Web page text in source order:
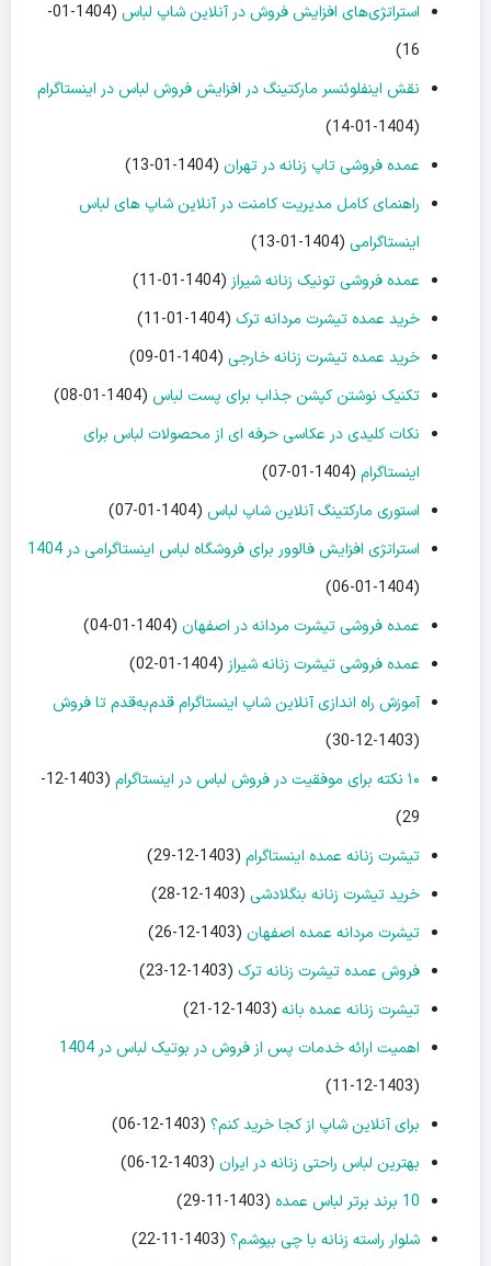
استراتژی‌های افزایش فروش در آنلاین شاپ لباس
(1404-01-
16)
نقش اینفلوئنسر مارکتینگ در افزایش فروش لباس در اینستاگرام
(1404-01-14)
عمده فروشی تاپ زنانه در تهران (1404-01-13)
راهنمای کامل مدیریت کامنت در آنلاین شاپ های لباس
اینستاگرامی (1404-01-13)
عمده فروشی تونیک زنانه شیراز (1404-01-11)
خرید عمده تیشرت مردانه ترک (1404-01-11)
خرید عمده تیشرت زنانه خارجی (1404-01-09)
تکنیک نوشتن کپشن جذاب برای پست لباس (1404-01-08)
نکات کلیدی در عکاسی حرفه ای از محصولات لباس برای
اینستاگرام (1404-01-07)
استوری مارکتینگ آنلاین شاپ لباس (1404-01-07)
استراتژی افزایش فالوور برای فروشگاه لباس اینستاگرامی در 1404
(1404-01-06)
عمده فروشی تیشرت مردانه در اصفهان (1404-01-04)
عمده فروشی تیشرت زنانه شیراز (1404-01-02)
آموزش راه اندازی آنلاین شاپ اینستاگرام قدم‌به‌قدم تا فروش
(1403-12-30)
۱۰ نکته برای موفقیت در فروش لباس در اینستاگرام
(1403-12-
29)
تیشرت زنانه عمده اینستاگرام (1403-12-29)
خرید تیشرت زنانه بنگلادشی (1403-12-28)
تیشرت مردانه عمده اصفهان (1403-12-26)
فروش عمده تیشرت زنانه ترک (1403-12-23)
تیشرت زنانه عمده بانه (1403-12-21)
اهمیت ارائه خدمات پس از فروش در بوتیک لباس در 1404
(1403-12-11)
برای آنلاین شاپ از کجا خرید کنم؟ (1403-12-06)
بهترین لباس راحتی زنانه در ایران (1403-12-06)
10 برند برتر لباس عمده
(1403-11-29)
شلوار راسته زنانه با چی بپوشم؟ (1403-11-22)